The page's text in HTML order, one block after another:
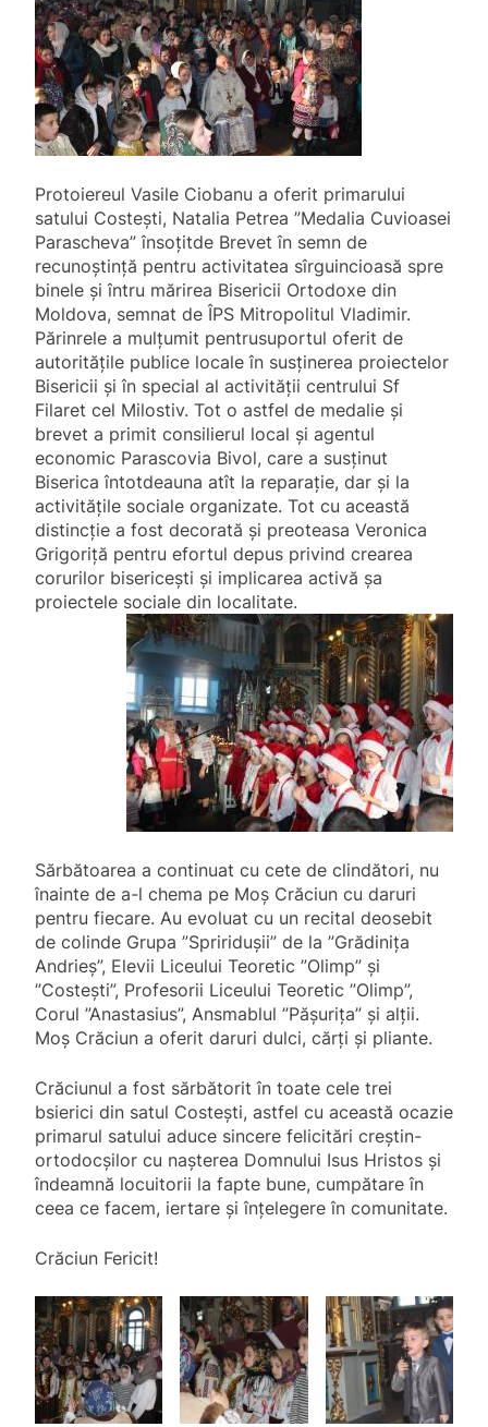
Protoiereul Vasile Ciobanu a oferit primarului
satului Costești, Natalia Petrea ”Medalia Cuvioasei
Parascheva” însoțitde Brevet în semn de
recunoștință pentru activitatea sîrguincioasă spre
binele și întru mărirea Bisericii Ortodoxe din
Moldova, semnat de ÎPS Mitropolitul Vladimir.
Părinrele a mulțumit pentrusuportul oferit de
autoritățile publice locale în susținerea proiectelor
Bisericii și în special al activității centrului Sf
Filaret cel Milostiv. Tot o astfel de medalie și
brevet a primit consilierul local și agentul
economic Parascovia Bivol, care a susținut
Biserica întotdeauna atît la reparație, dar și la
activitățile sociale organizate. Tot cu această
distincție a fost decorată și preoteasa Veronica
Grigoriță pentru efortul depus privind crearea
corurilor bisericești și implicarea activă șa
proiectele sociale din localitate.
Sărbătoarea a continuat cu cete de clindători, nu
înainte de a-l chema pe Moș Crăciun cu daruri
pentru fiecare. Au evoluat cu un recital deosebit
de colinde Grupa ”Spriridușii” de la ”Grădinița
Andrieș”, Elevii Liceului Teoretic ”Olimp” și
”Costești”, Profesorii Liceului Teoretic ”Olimp”,
Corul ”Anastasius”, Ansmablul ”Pășurița” și alții.
Moș Crăciun a oferit daruri dulci, cărți și pliante.
Crăciunul a fost sărbătorit în toate cele trei
bsierici din satul Costești, astfel cu această ocazie
primarul satului aduce sincere felicitări creștin-
ortodocșilor cu nașterea Domnului Isus Hristos și
îndeamnă locuitorii la fapte bune, cumpătare în
ceea ce facem, iertare și înțelegere în comunitate.
Crăciun Fericit!